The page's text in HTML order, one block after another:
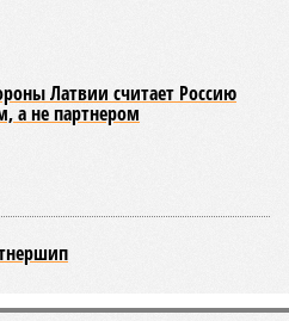
Латвии считает Россию
а не партнером